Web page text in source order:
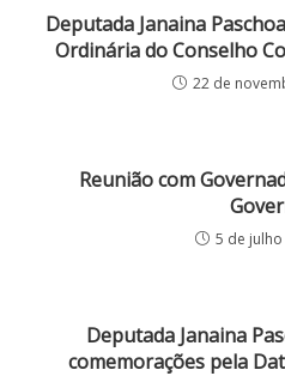
Deputada Janaina
Ordinária do Conselho
22 de
Reunião com
5 de
Deputada Janaina
comemorações pela